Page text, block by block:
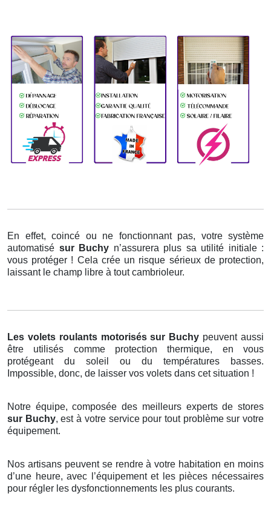
En effet, coincé ou ne fonctionnant pas, votre système
automatisé sur Buchy n’assurera plus sa utilité initiale :
vous protéger ! Cela crée un risque sérieux de protection,
laissant le champ libre à tout cambrioleur.
Les volets roulants motorisés sur Buchy peuvent aussi
être utilisés comme protection thermique, en vous
protégeant du soleil ou du températures basses.
Impossible, donc, de laisser vos volets dans cet situation !
Notre équipe, composée des meilleurs experts de stores
sur Buchy, est à votre service pour tout problème sur votre
équipement.
Nos artisans peuvent se rendre à votre habitation en moins
d’une heure, avec l’équipement et les pièces nécessaires
pour régler les dysfonctionnements les plus courants.